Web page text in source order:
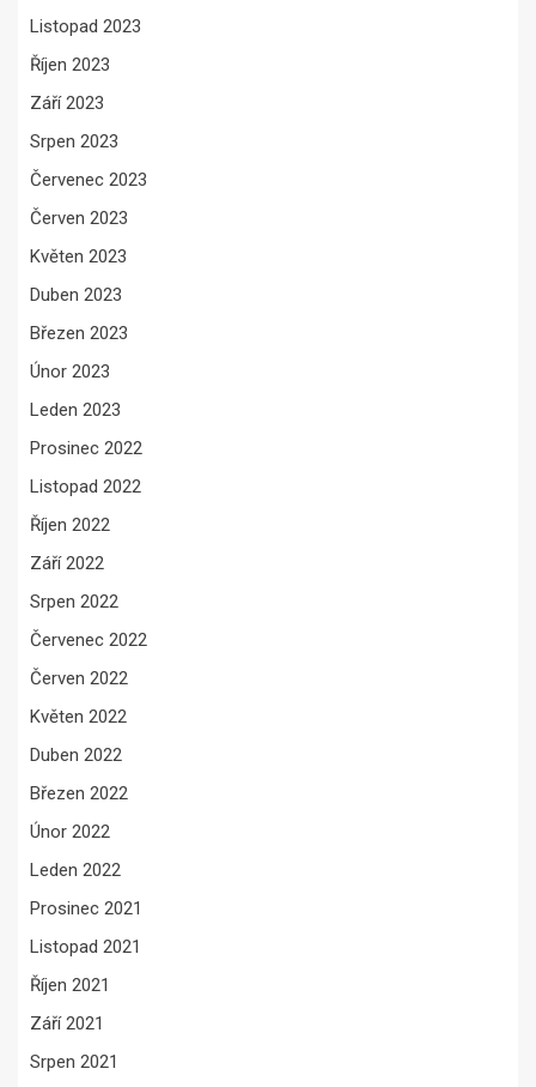
Listopad 2023
Říjen 2023
Září 2023
Srpen 2023
Červenec 2023
Červen 2023
Květen 2023
Duben 2023
Březen 2023
Únor 2023
Leden 2023
Prosinec 2022
Listopad 2022
Říjen 2022
Září 2022
Srpen 2022
Červenec 2022
Červen 2022
Květen 2022
Duben 2022
Březen 2022
Únor 2022
Leden 2022
Prosinec 2021
Listopad 2021
Říjen 2021
Září 2021
Srpen 2021